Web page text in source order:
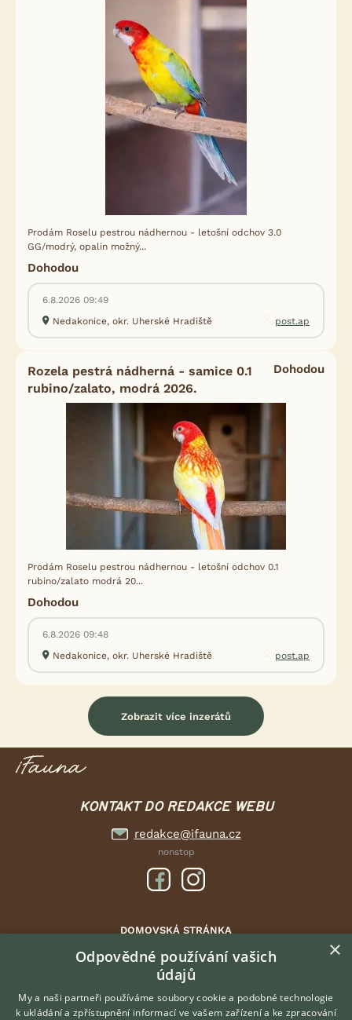
Prodám Roselu pestrou nádhernou - letošní odchov 3.0
GG/modrý, opalin možný...
Dohodou
6.8.2026 09:49
Nedakonice, okr. Uherské Hradiště
post.ap
Rozela pestrá nádherná - samice 0.1
rubino/zalato, modrá 2026.
Dohodou
Prodám Roselu pestrou nádhernou - letošní odchov 0.1
rubino/zalato modrá 20...
Dohodou
6.8.2026 09:48
Nedakonice, okr. Uherské Hradiště
post.ap
Zobrazit více inzerátů
KONTAKT DO REDAKCE WEBU
redakce@ifauna.cz
nonstop
DOMOVSKÁ STRÁNKA
INZERCE
DISKUSE
ČLÁNKY
ATLAS
×
Odpovědné používání vašich
údajů
My a naši partneři používáme soubory cookie a podobné technologie
k ukládání a zpřístupnění informací ve vašem zařízení a ke zpracování